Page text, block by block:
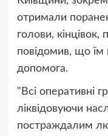
отримали
голови,
повідомив, що їм
допомога.
"Всі оперативні
ліквідовуючи
постраждалим